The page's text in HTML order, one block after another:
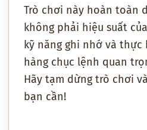
Trò chơi này hoàn toàn
không phải hiệu suất
kỹ năng ghi nhớ và
hàng chục lệnh quan
Hãy tạm dừng trò chơi
bạn cần!